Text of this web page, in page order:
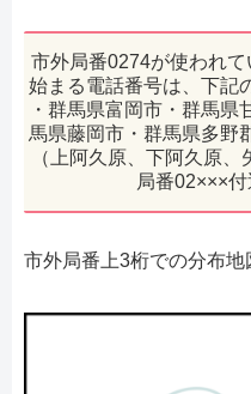
市外局番0274が使われ
始まる電話番号は、下記
・群馬県富岡市・群馬
馬県藤岡市・群馬県多野
（上阿久原、下阿久原
局番02×××
市外局番上3桁での分布地